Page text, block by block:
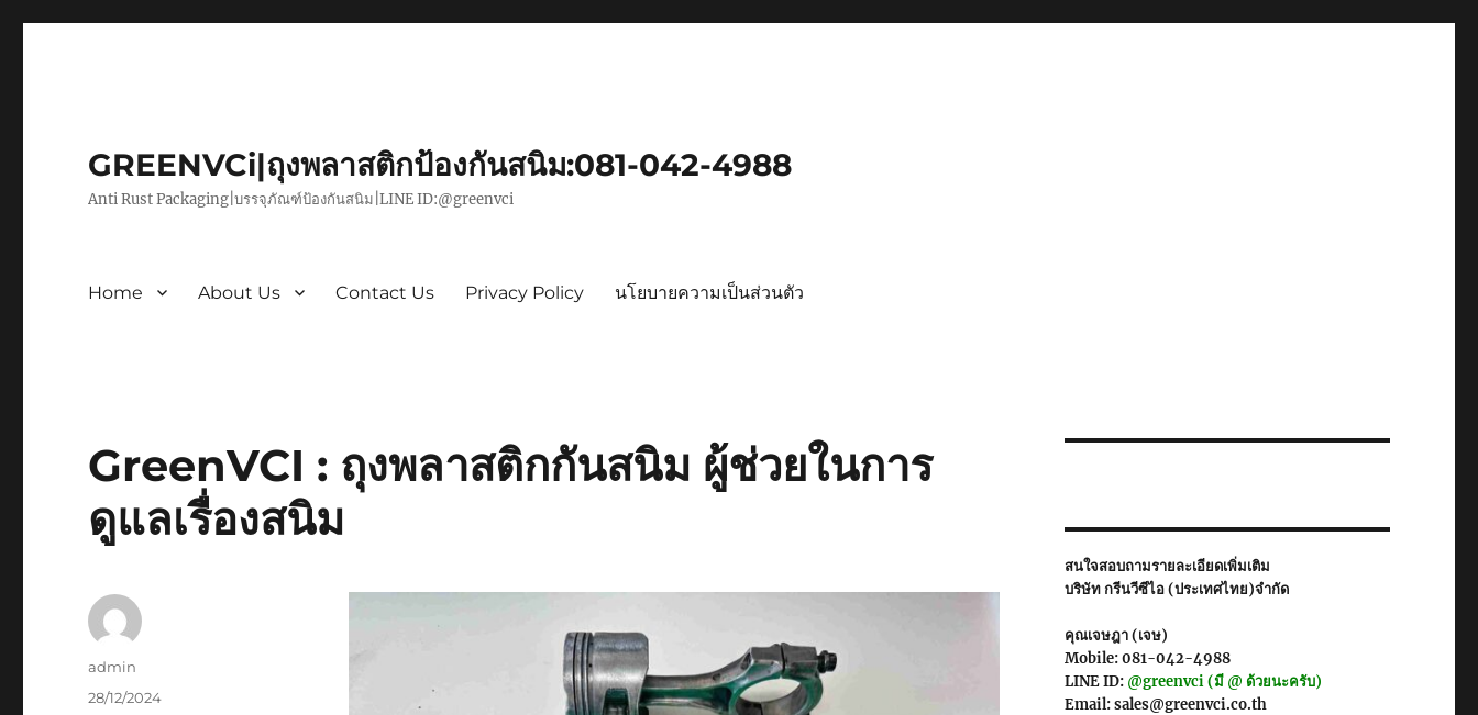
GREENVCi|ถุงพลาสติกป้องกันสนิม:081-042-4988
Anti Rust Packaging|บรรจุภัณฑ์ป้องกันสนิม|LINE ID:@greenvci
Home About Us Contact Us Privacy Policy นโยบายความเป็นส่วนตัว
GreenVCI : ถุงพลาสติกกันสนิม ผู้ช่วยในการ
ดูแลเรื่องสนิม
Author
admin
Posted
28/12/2024
สนใจสอบถามรายละเอียดเพิ่มเติม
บริษัท กรีนวีซีไอ (ประเทศไทย)จำกัด
คุณเจษฎา (เจษ)
Mobile: 081-042-4988
LINE ID: @greenvci (มี @ ด้วยนะครับ)
Email: sales@greenvci.co.th